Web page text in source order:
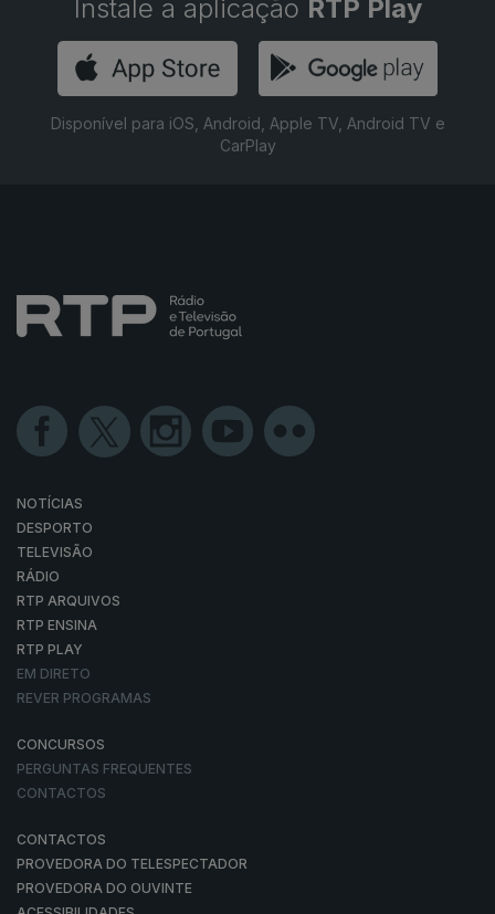
Instale a aplicação RTP Play
Disponível para iOS, Android, Apple TV, Android TV e
CarPlay
NOTÍCIAS
DESPORTO
TELEVISÃO
RÁDIO
RTP ARQUIVOS
RTP ENSINA
RTP PLAY
EM DIRETO
REVER PROGRAMAS
CONCURSOS
PERGUNTAS FREQUENTES
CONTACTOS
CONTACTOS
PROVEDORA DO TELESPECTADOR
PROVEDORA DO OUVINTE